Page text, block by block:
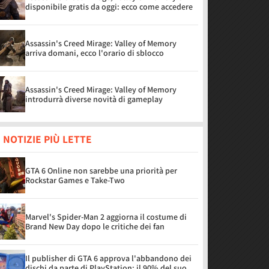
disponibile gratis da oggi: ecco come accedere
Assassin's Creed Mirage: Valley of Memory
arriva domani, ecco l'orario di sblocco
Assassin's Creed Mirage: Valley of Memory
introdurrà diverse novità di gameplay
NOTIZIE PIÙ LETTE
GTA 6 Online non sarebbe una priorità per
Rockstar Games e Take-Two
Marvel's Spider-Man 2 aggiorna il costume di
Brand New Day dopo le critiche dei fan
Il publisher di GTA 6 approva l'abbandono dei